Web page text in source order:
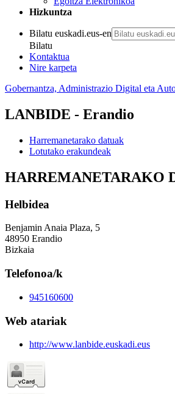
Hizkuntza
Bilatu euskadi.eus-en
Bilatu
Kontaktua
Nire karpeta
Gobernantza, Administrazio Digital eta
LANBIDE - Erandio
Harremanetarako datuak
Lotutako erakundeak
HARREMANETARAKO
Helbidea
Benjamin Anaia Plaza, 5
48950 Erandio
Bizkaia
Telefonoa/k
945160600
Web atariak
http://www.lanbide.euskadi.eus